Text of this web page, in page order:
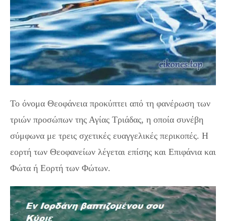
Το όνομα Θεοφάνεια προκύπτει από τη φανέρωση των
τριών προσώπων της Αγίας Τριάδας, η οποία συνέβη
σύμφωνα με τρεις σχετικές ευαγγελικές περικοπές. Η
εορτή των Θεοφανείων λέγεται επίσης και Επιφάνια και
Φώτα ή Εορτή των Φώτων.